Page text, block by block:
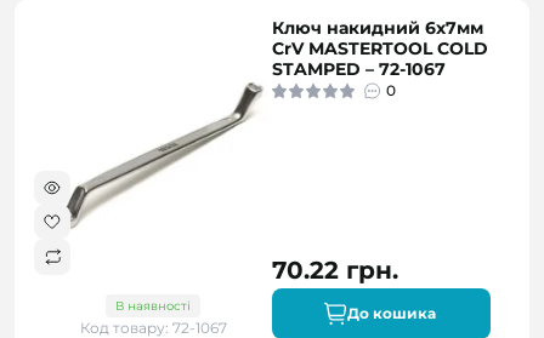
В наявності
Код товару: 72-1067
Ключ накидний 6х7мм
CrV MASTERTOOL COLD
STAMPED – 72-1067
0
70.22 грн.
До кошика